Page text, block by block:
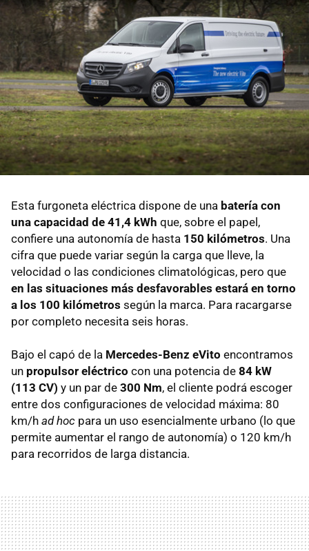
Esta furgoneta eléctrica dispone de una batería con
una capacidad de 41,4 kWh que, sobre el papel,
confiere una autonomía de hasta 150 kilómetros. Una
cifra que puede variar según la carga que lleve, la
velocidad o las condiciones climatológicas, pero que
en las situaciones más desfavorables estará en torno
a los 100 kilómetros según la marca. Para racargarse
por completo necesita seis horas.
Bajo el capó de la Mercedes-Benz eVito encontramos
un propulsor eléctrico con una potencia de 84 kW
(113 CV) y un par de 300 Nm, el cliente podrá escoger
entre dos configuraciones de velocidad máxima: 80
km/h ad hoc para un uso esencialmente urbano (lo que
permite aumentar el rango de autonomía) o 120 km/h
para recorridos de larga distancia.